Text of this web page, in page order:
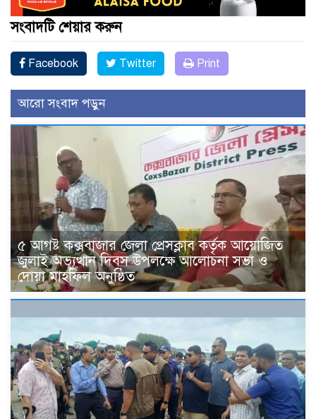
সংবাদটি শেয়ার করুন
Facebook Twitter Print
আরো সংবাদ পড়ুন
৫ আগষ্ট কক্সবাজার জেলা প্রেসক্লাব কর্তৃক আয়োজিত
জুলাই অভ্যূত্থান দিবস উপলক্ষে আলোচনা সভা ও
দোয়া মাহফিল অনুষ্ঠিত